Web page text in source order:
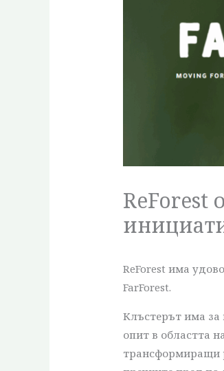
ReForest
ReForest има
FarForest.
Клъстерът има за
опит в областта
трансформиращи